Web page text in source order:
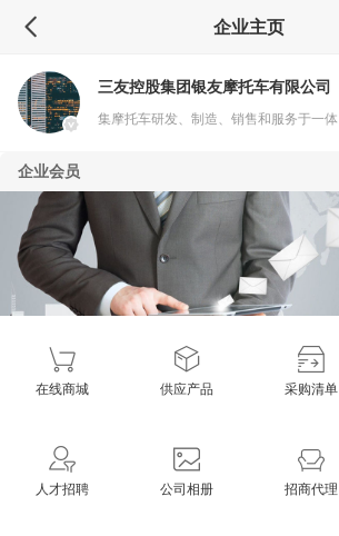
企业主页
三友控股集团银友摩托车有限公司
集摩托车研发、制造、销售和服务于一体
企业会员
在线商城 供应产品 采购清单
人才招聘 公司相册 招商代理